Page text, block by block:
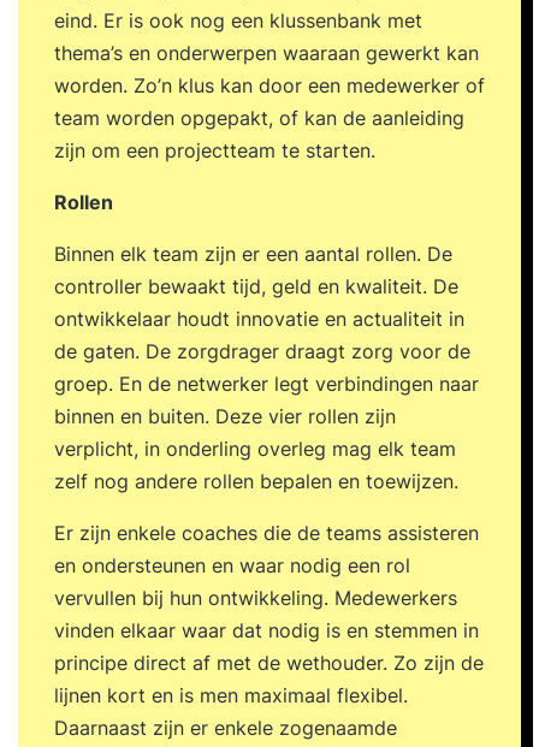
eind. Er is ook nog een klussenbank met
thema’s en onderwerpen waaraan gewerkt kan
worden. Zo’n klus kan door een medewerker of
team worden opgepakt, of kan de aanleiding
zijn om een projectteam te starten.
Rollen
Binnen elk team zijn er een aantal rollen. De
controller bewaakt tijd, geld en kwaliteit. De
ontwikkelaar houdt innovatie en actualiteit in
de gaten. De zorgdrager draagt zorg voor de
groep. En de netwerker legt verbindingen naar
binnen en buiten. Deze vier rollen zijn
verplicht, in onderling overleg mag elk team
zelf nog andere rollen bepalen en toewijzen.
Er zijn enkele coaches die de teams assisteren
en ondersteunen en waar nodig een rol
vervullen bij hun ontwikkeling. Medewerkers
vinden elkaar waar dat nodig is en stemmen in
principe direct af met de wethouder. Zo zijn de
lijnen kort en is men maximaal flexibel.
Daarnaast zijn er enkele zogenaamde